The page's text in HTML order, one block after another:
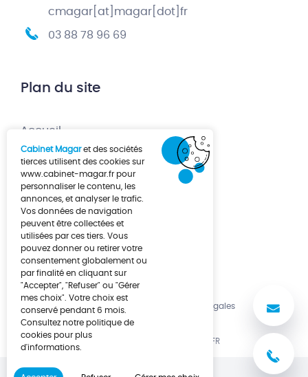
cmagar[at]magar[dot]fr
03 88 78 96 69
Plan du site
Accueil
Création d’entreprise
Développement d’entreprise
À propos
Actualités
Contact
Politique de cookies Mentions légales
UNE RÉALISATION LUCYAN.FR
Cabinet Magaret des sociétés
tierces utilisent des cookies sur
www.cabinet-magar.frpour
personnaliser le contenu, les
annonces, et analyser le trafic.
Vos données de navigation
peuvent être collectées et
utilisées par ces tiers. Vous
pouvez donner ou retirer votre
consentement globalement ou
par finalité en cliquant sur
"Accepter", "Refuser" ou "Gérer
mes choix". Votre choix est
conservé pendant 6 mois.
Consultez notre politique de
cookies pour plus
d'informations.